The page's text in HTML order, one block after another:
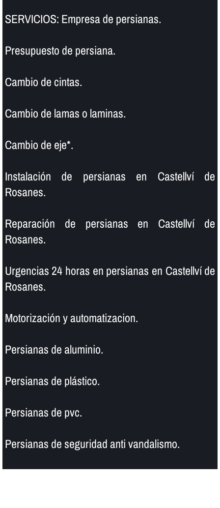
SERVICIOS: Empresa de persianas.
Presupuesto de persiana.
Cambio de cintas.
Cambio de lamas o laminas.
Cambio de eje*.
Instalación de persianas en Castellví de
Rosanes.
Reparación de persianas en Castellví de
Rosanes.
Urgencias 24 horas en persianas en Castellví de
Rosanes.
Motorización y automatizacion.
Persianas de aluminio.
Persianas de plástico.
Persianas de pvc.
Persianas de seguridad anti vandalismo.